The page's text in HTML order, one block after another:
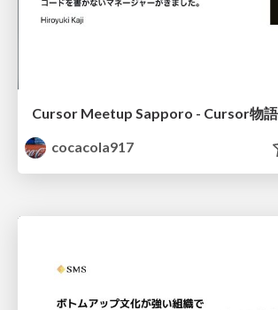
Cursor Meetup Sapporo - Cursor物
cocacola917